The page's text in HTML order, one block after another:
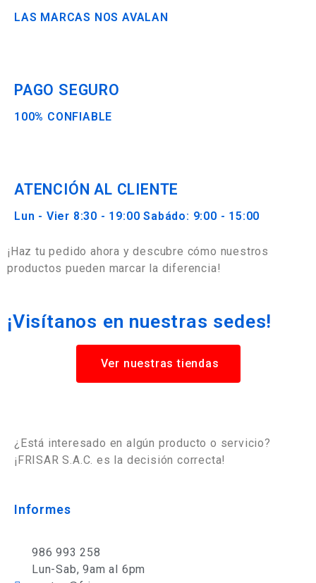
LAS MARCAS NOS AVALAN
PAGO SEGURO
100% CONFIABLE
ATENCIÓN AL CLIENTE
Lun - Vier 8:30 - 19:00 Sabádo: 9:00 - 15:00
¡Haz tu pedido ahora y descubre cómo nuestros
productos pueden marcar la diferencia!
¡Visítanos en nuestras sedes!
Ver nuestras tiendas
¿Está interesado en algún producto o servicio?
¡FRISAR S.A.C. es la decisión correcta!
Informes
986 993 258
Lun-Sab, 9am al 6pm